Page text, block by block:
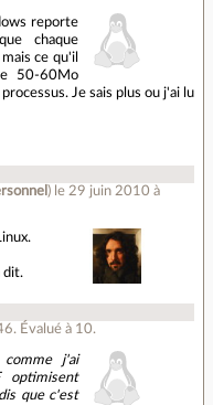
reporte
chaque
ce qu'il
50-60Mo
Je sais plus ou j'ai lu
) le 29 juin 2010 à
dit.
.Évalué à 10.
j'ai
que c'est